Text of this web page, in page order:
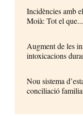
Incidències amb
Moià: Tot el que...
Augment de les
intoxicacions
Nou sistema
conciliació